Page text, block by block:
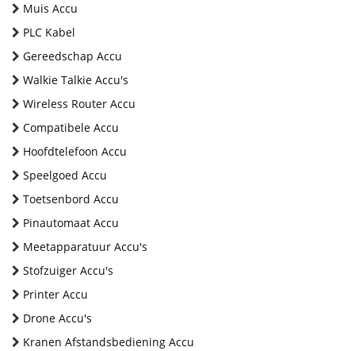
Muis Accu
PLC Kabel
Gereedschap Accu
Walkie Talkie Accu's
Wireless Router Accu
Compatibele Accu
Hoofdtelefoon Accu
Speelgoed Accu
Toetsenbord Accu
Pinautomaat Accu
Meetapparatuur Accu's
Stofzuiger Accu's
Printer Accu
Drone Accu's
Kranen Afstandsbediening Accu